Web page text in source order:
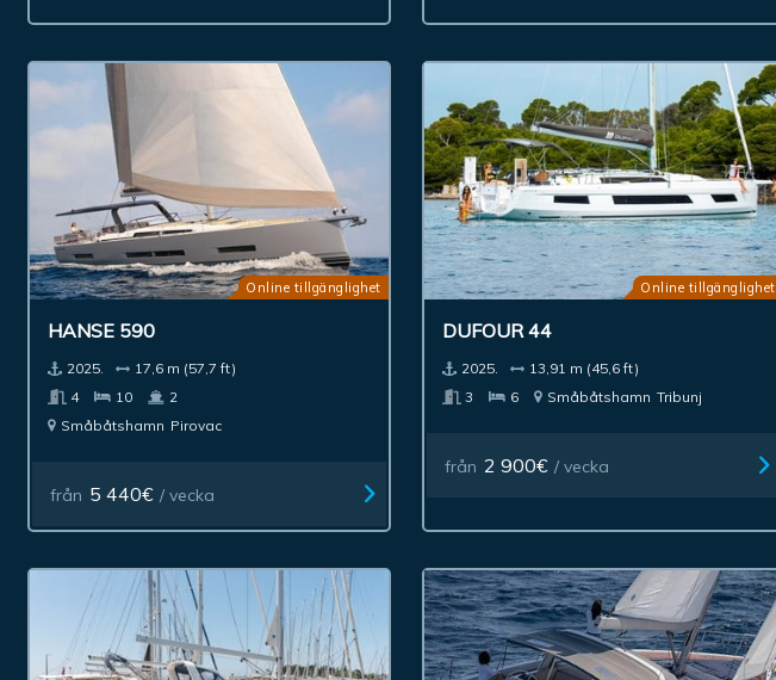
Online tillgänglighet
HANSE 590
2025.
17,6 m (57,7 ft)
4
10
2
Småbåtshamn Pirovac
från 5 440€ / vecka
Online tillgänglighet
DUFOUR 44
2025.
13,91 m (45,6 ft)
3
6 Småbåtshamn Tribunj
från 2 900€ / vecka